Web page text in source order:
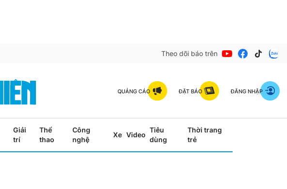
Theo dõi báo trên
QUẢNG CÁO ĐẶT BÁO ĐĂNG NHẬP
Giải
trí
Thể
thao
Công
nghệ
Xe Video
Tiêu
dùng
Thời trang
trẻ